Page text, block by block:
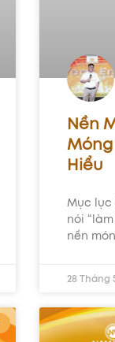
Nền
Hiểu
Mục lục
nói
nền
28 Tháng